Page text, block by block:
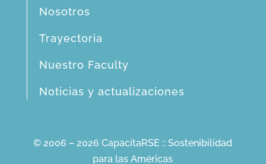
Nosotros
Trayectoria
Nuestro Faculty
Noticias y actualizaciones
© 2006 – 2026 CapacitaRSE :: Sostenibilidad
para las Américas